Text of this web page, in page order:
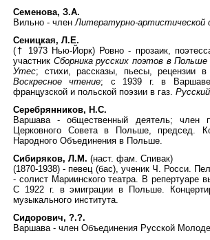
Семенова, З.А.
Вильно - членЛитературно-артистической
Сеницкая, Л.Е.
(† 1973 Нью-Йорк) Ровно - прозаик,
участник Сборника русских поэтов в Польше
Утес; стихи, рассказы, пьесы, рецензии
Воскресное чтение; с 1939 г. в Варшаве,
французской и польской поэзии в газ.
Серебрянников, Н.С.
Варшава - общественный деятель; член
Церковного Совета в Польше, председ.
Народного Объединения в Польше.
Сибиряков, Л.М. (наст. фам. Спивак)
(1870-1938) - певец (бас), ученик Ч. Росси.
- солист Мариинского театра. В репертуаре
С 1922 г. в эмиграции в Польше.
музыкального института.
Сидорович, ?.?.
Варшава - член Объединения Русской